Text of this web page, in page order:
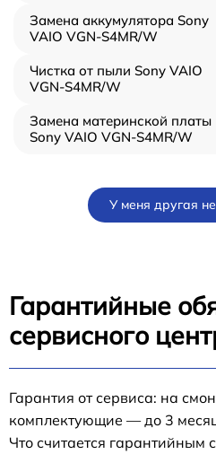
Замена аккумулятора Sony
VAIO VGN-S4MR/W
Чистка от пыли Sony VAIO
VGN-S4MR/W
Замена материнской платы
Sony VAIO VGN-S4MR/W
У меня другая
Гарантийные
сервисного
Гарантия от сервиса: на
комплектующие — до 3
Что считается гарантийным